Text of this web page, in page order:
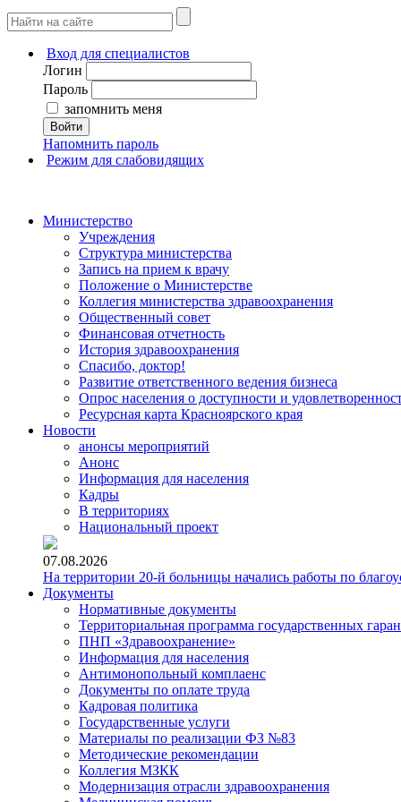
Вход для специалистов
Логин
Пароль
запомнить меня
Войти
Напомнить пароль
Режим для слабовидящих
Министерство
Учреждения
Структура министерства
Запись на прием к врачу
Положение о Министерстве
Коллегия министерства здравоохранения
Общественный совет
Финансовая отчетность
История здравоохранения
Спасибо, доктор!
Развитие ответственного ведения бизнеса
Опрос населения о доступности и
Ресурсная карта Красноярского края
Новости
анонсы мероприятий
Анонс
Информация для населения
Кадры
В территориях
Национальный проект
07.08.2026
На территории 20-й больницы начались работы по
Документы
Нормативные документы
Территориальная программа государственных
ПНП «Здравоохранение»
Информация для населения
Антимонопольный комплаенс
Документы по оплате труда
Кадровая политика
Государственные услуги
Материалы по реализации ФЗ №83
Методические рекомендации
Коллегия МЗКК
Модернизация отрасли здравоохранения